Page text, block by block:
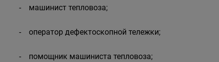
- машинист тепловоза;
- оператор дефектоскопной тележки;
- помощник машиниста тепловоза;